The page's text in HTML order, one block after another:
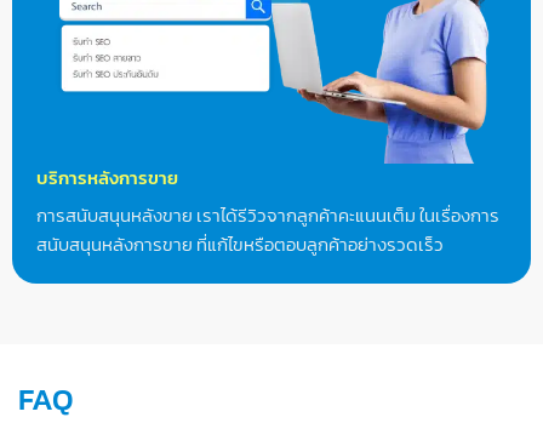
บริการหลังการขาย
การสนับสนุนหลังขาย เราได้รีวิวจากลูกค้าคะแนนเต็ม ในเรื่องการ
สนับสนุนหลังการขาย ที่แก้ไขหรือตอบลูกค้าอย่างรวดเร็ว
FAQ